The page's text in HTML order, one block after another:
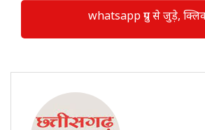
whatsapp ग्रुप से जुड़े,